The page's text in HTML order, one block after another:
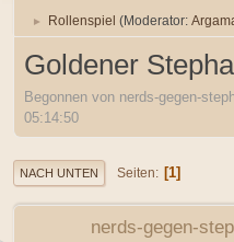
► Rollenspiel (Moderator:
Goldener
Begonnen von nerds-gegen-
05:14:50
NACH UNTEN Seiten 1
nerds-gegen-